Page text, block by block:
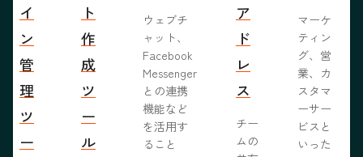
イ
ン
管
理
ツ
ー
ト
作
成
ツ
ー
ル
ウェブチ
ャット、
Facebook
Messenger
との連携
機能など
を活用す
ること
ア
ド
レ
ス
チー
ムの
マーケ
ティン
グ、営
業、カ
スタマ
ーサー
ビスと
いった